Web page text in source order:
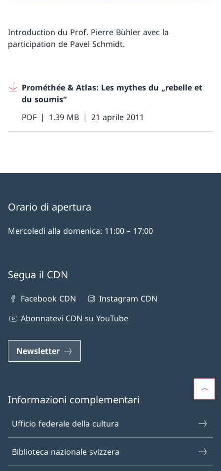
Introduction du Prof. Pierre Bühler avec la
participation de Pavel Schmidt.
Prométhée & Atlas: Les mythes du „rebelle et
du soumis“
PDF
1.39 MB 21 aprile 2011
Orario di apertura
Mercoledì alla domenica: 11:00 – 17:00
Segua il CDN
Facebook CDN
Instagram CDN
Abonnatevi CDN su YouTube
Newsletter
Informazioni complementari
Ufficio federale della cultura
Biblioteca nazionale svizzera